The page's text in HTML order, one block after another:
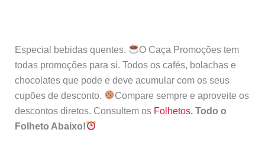
Especial bebidas quentes.
O Caça Promoções tem
todas promoções para si. Todos os cafés, bolachas e
chocolates que pode e deve acumular com os seus
cupões de desconto.
Compare sempre e aproveite os
descontos diretos. Consultem os Folhetos. Todo o
Folheto Abaixo!